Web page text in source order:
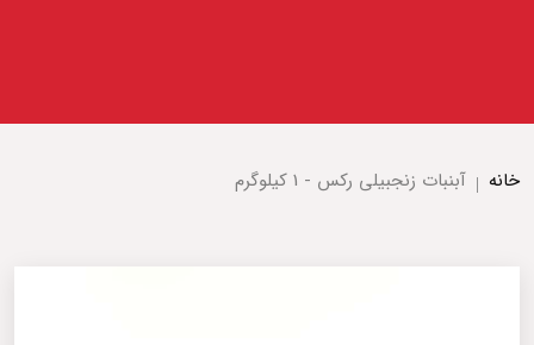
خانه آبنبات زنجبیلی رکس - 1 کیلوگرم